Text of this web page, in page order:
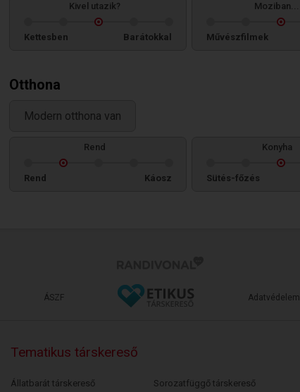
Kivel utazik?
Kettesben Barátokkal
Moziban...
Művészfilmek
Otthona
Modern otthona van
Rend
Rend Káosz
Konyha
Sütés-főzés
ÁSZF Adatvédelem
Tematikus társkereső
Állatbarát társkereső
Sorozatfüggő társkereső